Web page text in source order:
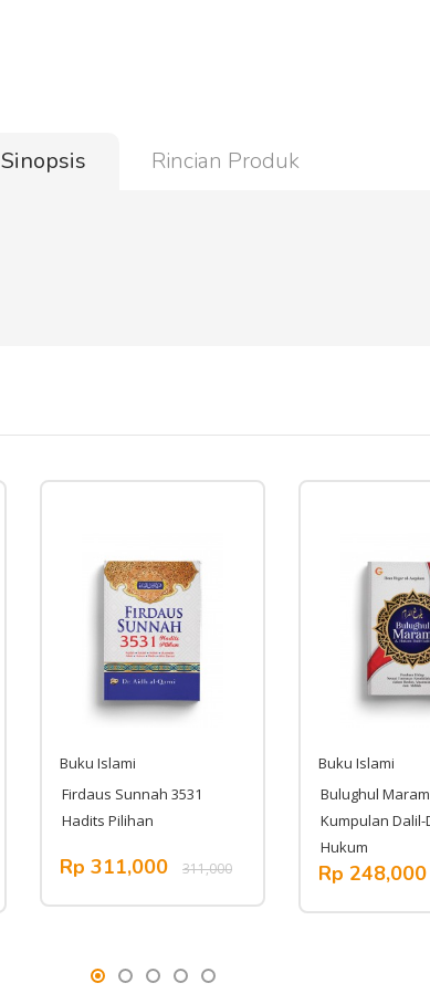
Sinopsis Rincian Produk
Buku Islami
Firdaus Sunnah 3531
Hadits Pilihan
Rp 311,000 311,000
Buku Islami
Bulughul
Kumpulan Dalil-
Hukum
Rp 248,000